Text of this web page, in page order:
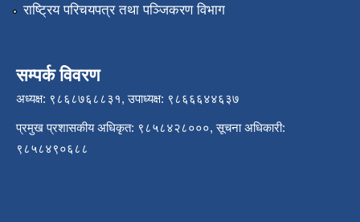
राष्ट्रिय परिचयपत्र तथा पञ्जिकरण विभाग
सम्पर्क विवरण
अध्यक्ष: ९८६८७६८८३१, उपाध्यक्ष: ९८६६६४४६३७
प्रमुख प्रशासकीय अधिकृत: ९८५८४२८०००, सूचना अधिकारी:
९८५८४९०६८८